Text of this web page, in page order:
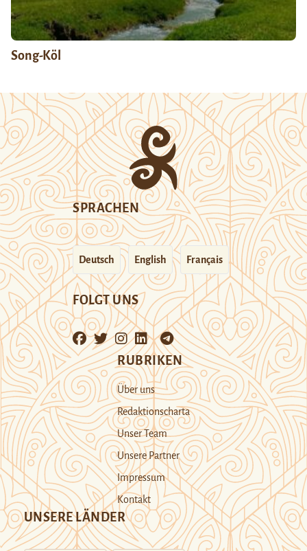
Song-Köl
SPRACHEN
Deutsch English Français
FOLGT UNS
RUBRIKEN
Über uns
Redaktionscharta
Unser Team
Unsere Partner
Impressum
Kontakt
UNSERE LÄNDER